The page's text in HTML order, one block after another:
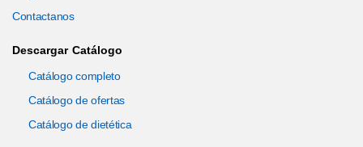
Contactanos
Descargar Catálogo
Catálogo completo
Catálogo de ofertas
Catálogo de dietética